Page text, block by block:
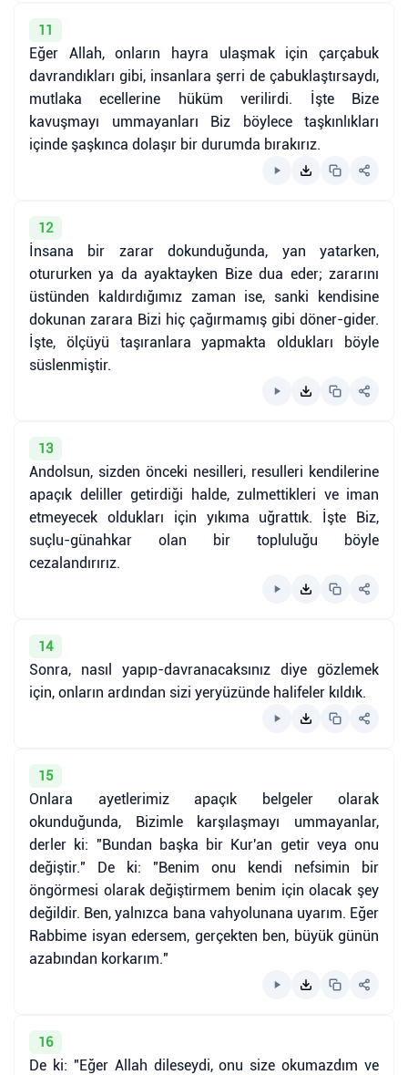
11
Eğer Allah, onların hayra ulaşmak için çarçabuk
davrandıkları gibi, insanlara şerri de çabuklaştırsaydı,
mutlaka ecellerine hüküm verilirdi. İşte Bize
kavuşmayı ummayanları Biz böylece taşkınlıkları
içinde şaşkınca dolaşır bir durumda bırakırız.
12
İnsana bir zarar dokunduğunda, yan yatarken,
otururken ya da ayaktayken Bize dua eder; zararını
üstünden kaldırdığımız zaman ise, sanki kendisine
dokunan zarara Bizi hiç çağırmamış gibi döner-gider.
İşte, ölçüyü taşıranlara yapmakta oldukları böyle
süslenmiştir.
13
Andolsun, sizden önceki nesilleri, resulleri kendilerine
apaçık deliller getirdiği halde, zulmettikleri ve iman
etmeyecek oldukları için yıkıma uğrattık. İşte Biz,
suçlu-günahkar olan bir topluluğu böyle
cezalandırırız.
14
Sonra, nasıl yapıp-davranacaksınız diye gözlemek
için, onların ardından sizi yeryüzünde halifeler kıldık.
15
Onlara ayetlerimiz apaçık belgeler olarak
okunduğunda, Bizimle karşılaşmayı ummayanlar,
derler ki: "Bundan başka bir Kur'an getir veya onu
değiştir." De ki: "Benim onu kendi nefsimin bir
öngörmesi olarak değiştirmem benim için olacak şey
değildir. Ben, yalnızca bana vahyolunana uyarım. Eğer
Rabbime isyan edersem, gerçekten ben, büyük günün
azabından korkarım."
16
De ki: "Eğer Allah dileseydi, onu size okumazdım ve